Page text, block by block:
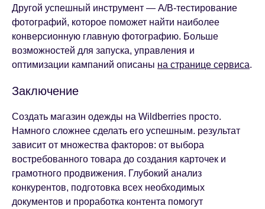
Другой успешный инструмент — A/B-тестирование
фотографий, которое поможет найти наиболее
конверсионную главную фотографию. Больше
возможностей для запуска, управления и
оптимизации кампаний описаны на странице сервиса.
Заключение
Создать магазин одежды на Wildberries просто.
Намного сложнее сделать его успешным. результат
зависит от множества факторов: от выбора
востребованного товара до создания карточек и
грамотного продвижения. Глубокий анализ
конкурентов, подготовка всех необходимых
документов и проработка контента помогут